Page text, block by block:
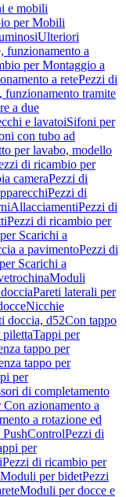
e mobili
per Mobili
Ulteriori
funzionamento a
per Montaggio a
a retePezzi di
funzionamento tramite
a due
e lavatoiSifoni per
con tubo ad
per lavabo, modello
di ricambio per
cameraPezzi di
Pezzi di
AllacciamentiPezzi di
Pezzi di ricambio per
Scarichi a
a pavimentoPezzi di
Scarichi a
Moduli
Pareti laterali per
Nicchie
doccia, d52Con tappo
Tappi per
tappo per
tappo per
per
di completamento
azionamento a
a rotazione ed
PushControlPezzi di
per
Pezzi di ricambio per
Moduli per bidetPezzi
Moduli per docce e